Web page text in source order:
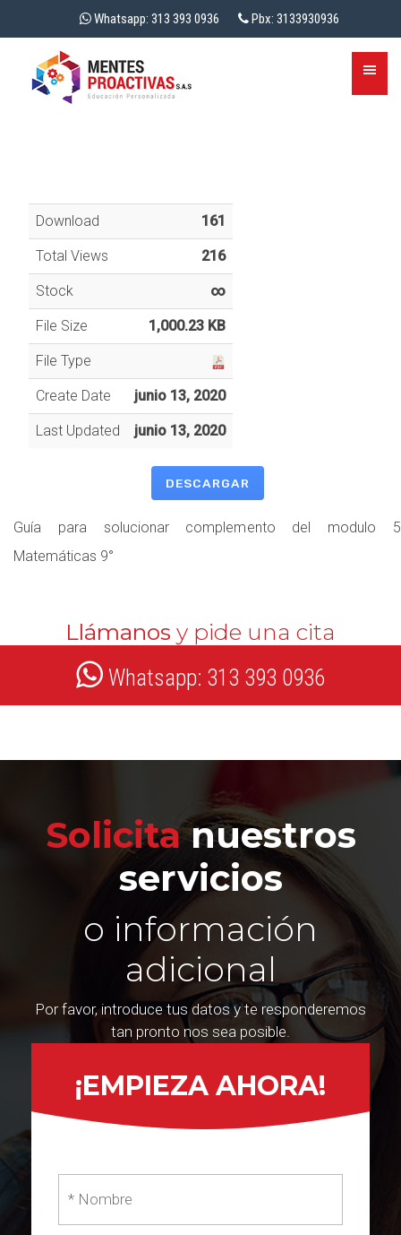
Whatsapp: 313 393 0936 Pbx: 3133930936
Download 161
Total Views 216
Stock ∞
File Size 1,000.23 KB
File Type
Create Date junio 13, 2020
Last Updated junio 13, 2020
DESCARGAR
Guía para solucionar complemento del modulo 5
Matemáticas 9°
Llámanos y pide una cita
Whatsapp: 313 393 0936
Solicitanuestros
servicios
o información
adicional
Por favor, introduce tus datos y te responderemos
tan pronto nos sea posible.
¡EMPIEZA AHORA!